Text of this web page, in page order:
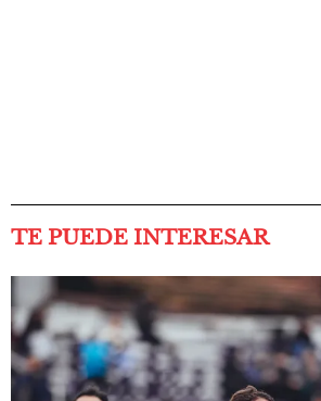
TE PUEDE INTERESAR